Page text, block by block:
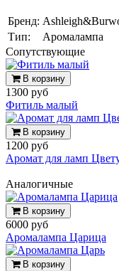
Бренд:
Тип:
Аромалампа
Cопутствующие
В корзину
1300 руб
Фитиль малый
В корзину
1200 руб
Аромат для ламп
Аналогичные
В корзину
6000 руб
Аромалампа Царица
В корзину